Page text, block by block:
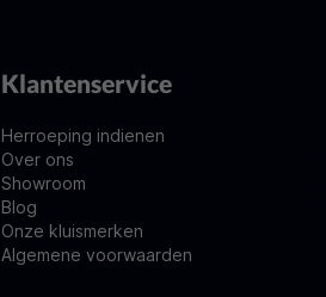
Klantenservice
Herroeping indienen
Over ons
Showroom
Blog
Onze kluismerken
Algemene voorwaarden